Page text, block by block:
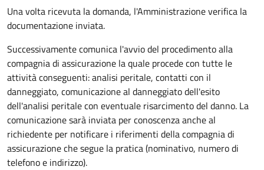
Una volta ricevuta la domanda, l'Amministrazione verifica la
documentazione inviata.
Successivamente comunica l'avvio del procedimento alla
compagnia di assicurazione la quale procede con tutte le
attività conseguenti: analisi peritale, contatti con il
danneggiato, comunicazione al danneggiato dell'esito
dell'analisi peritale con eventuale risarcimento del danno. La
comunicazione sarà inviata per conoscenza anche al
richiedente per notificare i riferimenti della compagnia di
assicurazione che segue la pratica (nominativo, numero di
telefono e indirizzo).